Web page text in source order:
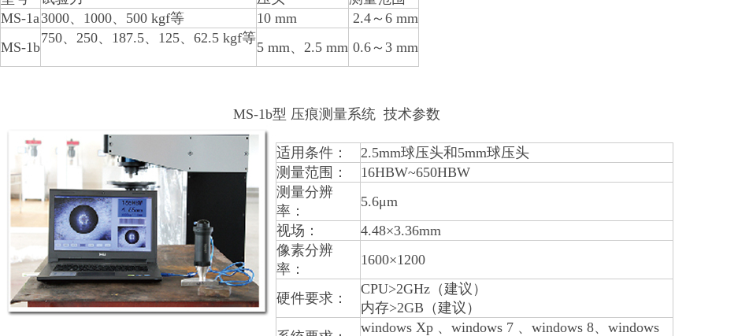
MS-1a3000、1000、500 kgf等 10 mm
2.4～6 mm
MS-1b
750、250、187.5、125、62.5 kgf等
5 mm、2.5 mm 0.6～3 mm
MS-1b型 压痕测量系统 技术参数
适用条件：
2.5mm球压头和5mm球压头
测量范围：
16HBW~650HBW
测量分辨
率：
5.6μm
视场：
4.48×3.36mm
像素分辨
率：
1600×1200
硬件要求：
CPU>2GHz（建议）
内存>2GB（建议）
windows Xp 、windows 7 、windows 8、windows